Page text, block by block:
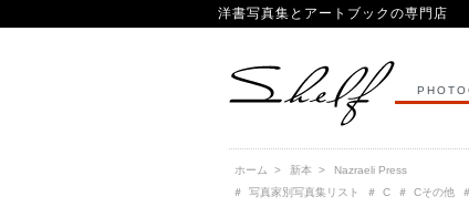
洋書写真集とアートブックの専門店
ホーム > 新本 >
Nazraeli Press
＃
写真家別写真集リスト ＃ C ＃ Cその他 ＃